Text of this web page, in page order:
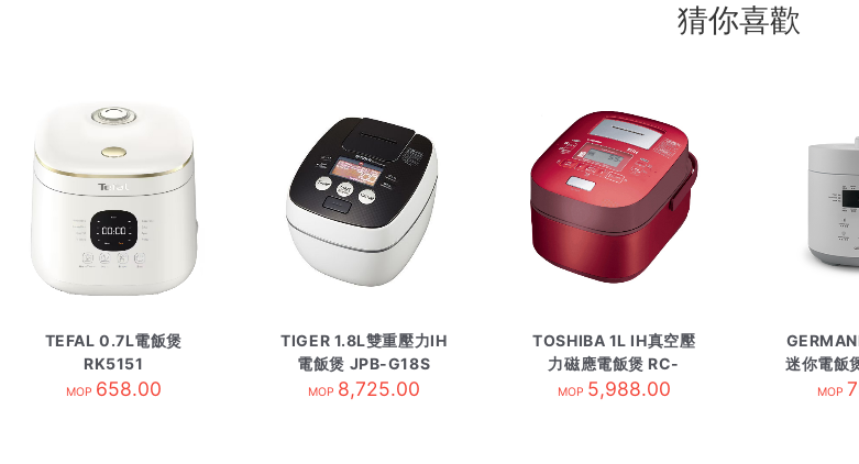
猜你喜歡
TEFAL 0.7L電飯煲
RK5151
MOP 658.00
TIGER 1.8L雙重壓力IH
電飯煲 JPB-G18S
MOP 8,725.00
TOSHIBA 1L IH真空壓
力磁應電飯煲 RC-
DX10H/R紅
MOP 5,988.00
迷你電飯
MOP